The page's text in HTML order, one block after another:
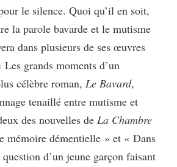
le silence. Quoi qu’il en soit,
la parole bavarde et le mutisme
dans plusieurs de ses œuvres
grands moments d’un
célèbre roman, Le Bavard,
tenaillé entre mutisme et
des nouvelles de La Chambre
mémoire démentielle » et « Dans
d’un jeune garçon faisant